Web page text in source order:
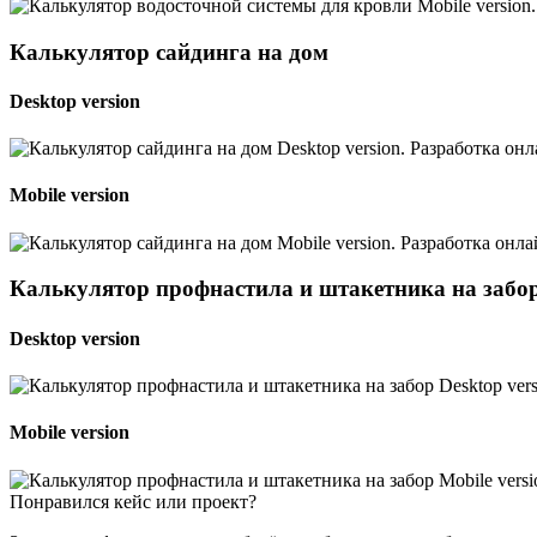
Калькулятор сайдинга на дом
Desktop version
Mobile version
Калькулятор профнастила и штакетника на
Desktop version
Mobile version
Понравился кейс или проект?